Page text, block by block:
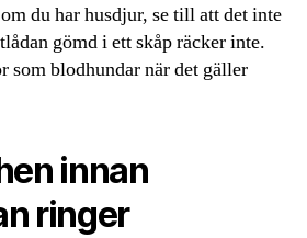
du har husdjur, se till att det inte
gömd i ett skåp räcker inte.
som blodhundar när det gäller
innan
ringer